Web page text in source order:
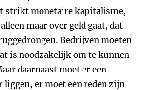
strikt monetaire kapitalisme,
maar over geld gaat, dat
Bedrijven moeten
is noodzakelijk om te kunnen
daarnaast moet er een
liggen, er moet een reden zijn